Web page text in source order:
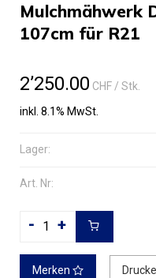
Mulchmähwerk
107cm für R21
2’250.00 CHF/ Stk.
inkl. 8.1% MwSt.
Lager:
Art. Nr:
- +
Merken